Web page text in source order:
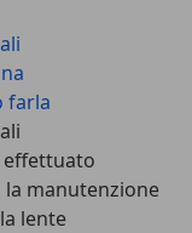
farla
effettuato
la manutenzione
lente